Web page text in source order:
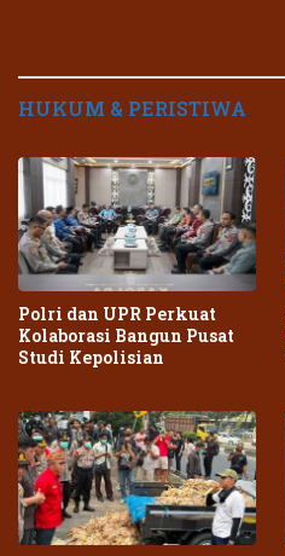
HUKUM & PERISTIWA
Polri dan UPR Perkuat
Kolaborasi Bangun Pusat
Studi Kepolisian